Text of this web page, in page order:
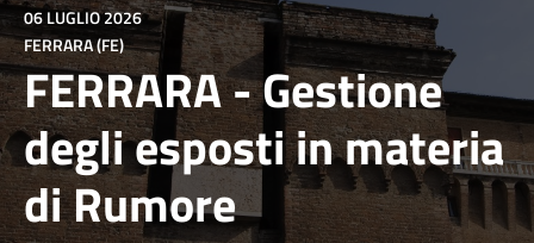
06 LUGLIO 2026
FERRARA (FE)
FERRARA - Gestione
degli esposti in materia
di Rumore